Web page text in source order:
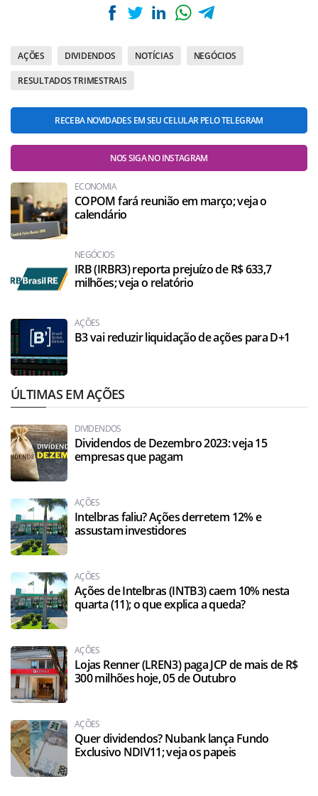
AÇÕES DIVIDENDOS NOTÍCIAS NEGÓCIOS
RESULTADOS TRIMESTRAIS
RECEBA NOVIDADES EM SEU CELULAR PELO TELEGRAM
NOS SIGA NO INSTAGRAM
ECONOMIA
COPOM fará reunião em março; veja o
calendário
NEGÓCIOS
IRB (IRBR3) reporta prejuízo de R$ 633,7
milhões; veja o relatório
AÇÕES
B3 vai reduzir liquidação de ações para D+1
ÚLTIMAS EM AÇÕES
DIVIDENDOS
Dividendos de Dezembro 2023: veja 15
empresas que pagam
AÇÕES
Intelbras faliu? Ações derretem 12% e
assustam investidores
AÇÕES
Ações de Intelbras (INTB3) caem 10% nesta
quarta (11); o que explica a queda?
AÇÕES
Lojas Renner (LREN3) paga JCP de mais de R$
300 milhões hoje, 05 de Outubro
AÇÕES
Quer dividendos? Nubank lança Fundo
Exclusivo NDIV11; veja os papeis